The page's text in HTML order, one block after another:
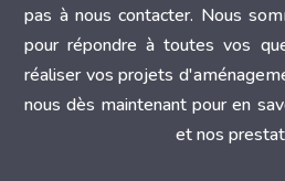
pas à nous contacter. Nous
pour répondre à toutes vos
réaliser vos projets
nous dès maintenant pour en
et nos